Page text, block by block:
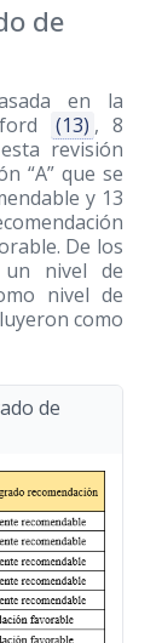
de
en la
(13) , 8
revisión
“A” que se
y 13
De los
nivel de
nivel de
como
de